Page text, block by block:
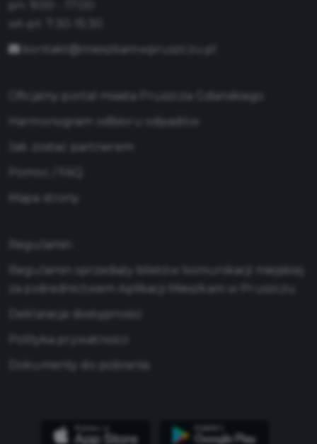
kontakt@mieszkamwpruszczu.pl
Oficjalny portal miasta Pruszcza Gdańskiego
Harmonogram odbioru odpadów
Jak zostać partnerem
Mapa strony
Regulamin
Regulamin sprzedaży biletów komunikacji miejskiej
za pośrednictwem Aplikacji Mieszkam w Pruszczu
Deklaracja dostępności
Polityka prywatności
Dokumenty do pobrania